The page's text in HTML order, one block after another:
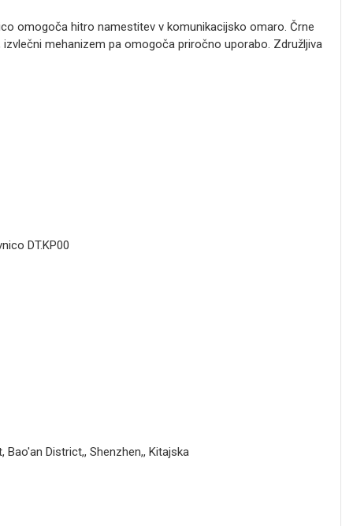
omogoča hitro namestitev v komunikacijsko omaro. Črne
mehanizem pa omogoča priročno uporabo. Združljiva
DT.KP00
Bao'an District,, Shenzhen,, Kitajska